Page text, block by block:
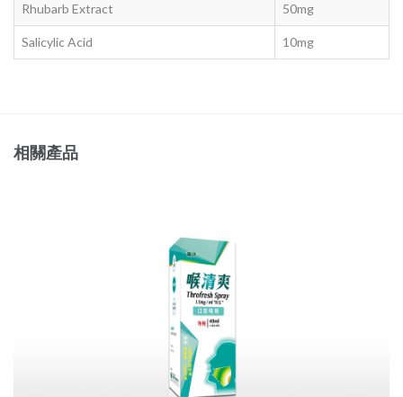
Rhubarb Extract 50mg
Salicylic Acid 10mg
相關產品